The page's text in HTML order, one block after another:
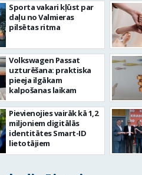
Sporta vakari kļūst par
daļu no Valmieras
pilsētas ritma
Volkswagen Passat
uzturēšana: praktiska
pieeja ilgākam
kalpošanas laikam
Pievienojies vairāk kā 1,2
miljoniem digitālās
identitātes Smart-ID
lietotājiem